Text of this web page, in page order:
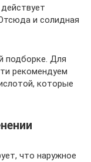
и солидная
подборке. Для
рекомендуем
которые
что наружное